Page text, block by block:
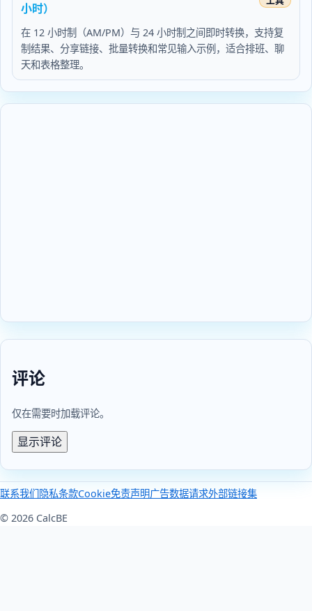
小时）
在 12 小时制（AM/PM）与 24 小时制之间即时转换，支持复
制结果、分享链接、批量转换和常见输入示例，适合排班、聊
天和表格整理。
评论
仅在需要时加载评论。
显示评论
联系我们隐私条款Cookie免责声明广告数据请求外部链接集
© 2026 CalcBE